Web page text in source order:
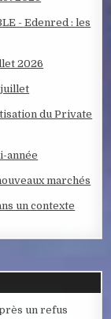
- Edenred : les
2026
juillet
du Private
année
marchés
un contexte
un refus